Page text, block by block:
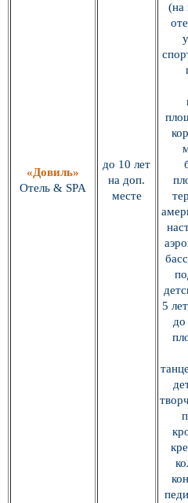
«Довиль»
Отель & SPA
до 10 лет
на доп.
месте
(на
5
до